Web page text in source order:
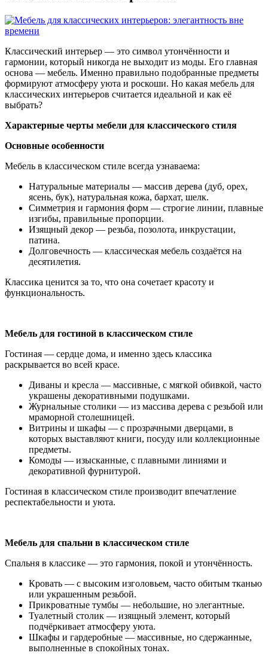
Классический интерьер — это символ утончённости и
гармонии, который никогда не выходит из моды. Его главная
основа — мебель. Именно правильно подобранные предметы
формируют атмосферу уюта и роскоши. Но какая мебель для
классических интерьеров считается идеальной и как её
выбрать?
Характерные черты мебели для классического стиля
Основные особенности
Мебель в классическом стиле всегда узнаваема:
Натуральные материалы — массив дерева (дуб, орех,
ясень, бук), натуральная кожа, бархат, шелк.
Симметрия и гармония форм — строгие линии, плавные
изгибы, правильные пропорции.
Изящный декор — резьба, позолота, инкрустации,
патина.
Долговечность — классическая мебель создаётся на
десятилетия.
Классика ценится за то, что она сочетает красоту и
функциональность.
Мебель для гостиной в классическом стиле
Гостиная — сердце дома, и именно здесь классика
раскрывается во всей красе.
Диваны и кресла — массивные, с мягкой обивкой, часто
украшены декоративными подушками.
Журнальные столики — из массива дерева с резьбой или
мраморной столешницей.
Витрины и шкафы — с прозрачными дверцами, в
которых выставляют книги, посуду или коллекционные
предметы.
Комоды — изысканные, с плавными линиями и
декоративной фурнитурой.
Гостиная в классическом стиле производит впечатление
респектабельности и уюта.
Мебель для спальни в классическом стиле
Спальня в классике — это гармония, покой и утончённость.
Кровать — с высоким изголовьем, часто обитым тканью
или украшенным резьбой.
Прикроватные тумбы — небольшие, но элегантные.
Туалетный столик — изящный элемент, который
подчёркивает атмосферу уюта.
Шкафы и гардеробные — массивные, но сдержанные,
выполненные в спокойных тонах.